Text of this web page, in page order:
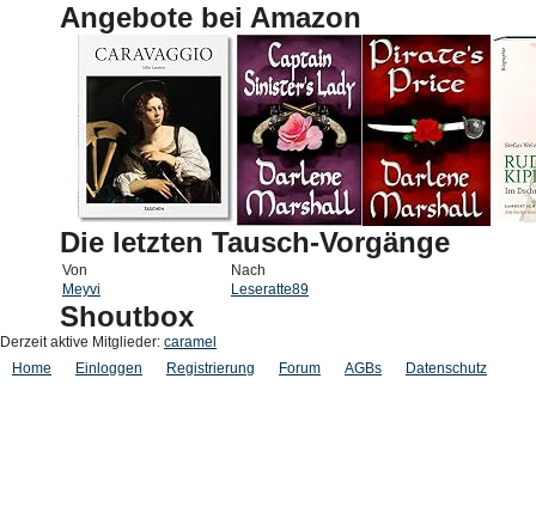
Angebote bei Amazon
Die letzten Tausch-Vorgänge
Von
Nach
Meyvi
Leseratte89
Shoutbox
Derzeit aktive Mitglieder: caramel
Home
Einloggen Registrierung Forum AGBs Datenschutz